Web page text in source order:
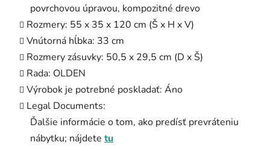
povrchovou úpravou, kompozitné drevo
Rozmery: 55 x 35 x 120 cm (Š x H x V)
Vnútorná hĺbka: 33 cm
Rozmery zásuvky: 50,5 x 29,5 cm (D x Š)
Rada: OLDEN
Výrobok je potrebné poskladať: Áno
Legal Documents:
Ďalšie informácie o tom, ako predísť prevráteniu
nábytku; nájdete tu